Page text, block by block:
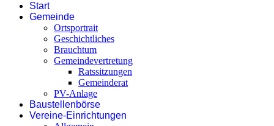
Start
Gemeinde
Ortsportrait
Geschichtliches
Brauchtum
Gemeindevertretung
Ratssitzungen
Gemeinderat
PV-Anlage
Baustellenbörse
Vereine-Einrichtungen